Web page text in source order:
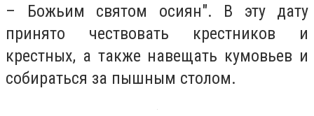
– Божьим святом осиян". В эту дату
принято чествовать крестников и
крестных, а также навещать кумовьев и
собираться за пышным столом.